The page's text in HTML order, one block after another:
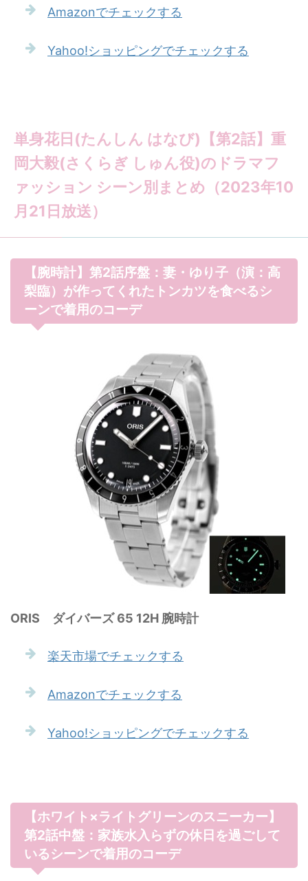
Amazonでチェックする
Yahoo!ショッピングでチェックする
単身花日(たんしん はなび)【第2話】重
岡大毅(さくらぎ しゅん役)のドラマフ
ァッション シーン別まとめ（2023年10
月21日放送）
【腕時計】第2話序盤：妻・ゆり子（演：高
梨臨）が作ってくれたトンカツを食べるシ
ーンで着用のコーデ
ORIS ダイバーズ 65 12H 腕時計
楽天市場でチェックする
Amazonでチェックする
Yahoo!ショッピングでチェックする
【ホワイト×ライトグリーンのスニーカー】
第2話中盤：家族水入らずの休日を過ごして
いるシーンで着用のコーデ